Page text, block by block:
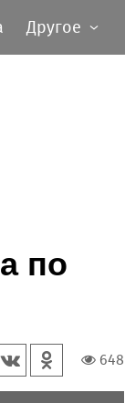
Другое
по
648